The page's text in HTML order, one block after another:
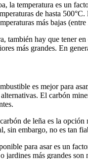
la temperatura es un
de hasta
más bajas
también hay que tener
más grandes. En
es mejor para
El carbón
de leña es la
sin embargo, no es tan
para asar es un
jardines más grandes